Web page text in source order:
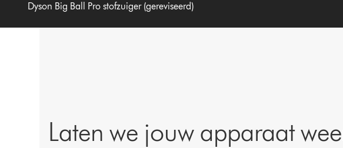
Dyson Big Ball Pro stofzuiger (gereviseerd)
Laten we jouw apparaat